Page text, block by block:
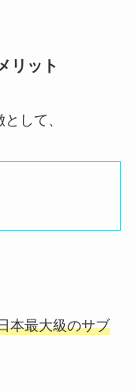
リット
して、
本最大級のサブ